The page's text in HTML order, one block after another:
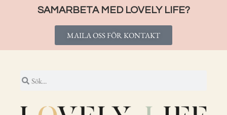
SAMARBETA MED LOVELY LIFE?
MAILA OSS FÖR KONTAKT